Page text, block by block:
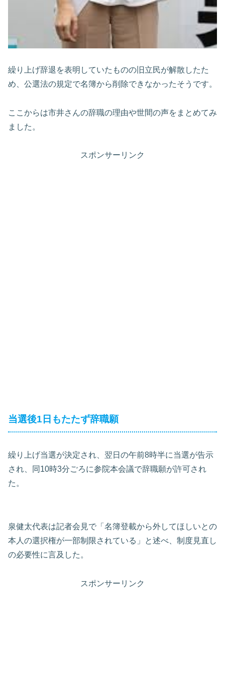
繰り上げ辞退を表明していたものの旧立民が解散したた
め、公選法の規定で名簿から削除できなかったそうです。
ここからは市井さんの辞職の理由や世間の声をまとめてみ
ました。
スポンサーリンク
当選後1日もたたず辞職願
繰り上げ当選が決定され、翌日の午前8時半に当選が告示
され、同10時3分ごろに参院本会議で辞職願が許可され
た。
泉健太代表は記者会見で「名簿登載から外してほしいとの
本人の選択権が一部制限されている」と述べ、制度見直し
の必要性に言及した。
スポンサーリンク